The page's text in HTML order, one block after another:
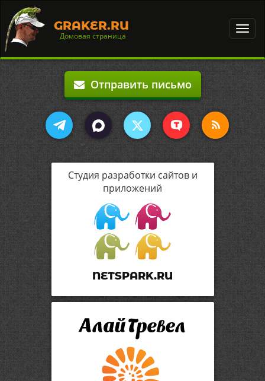
GRAKER.RU
Домовая страница
Отправить письмо
Студия разработки сайтов и
приложений
NETSPARK.RU